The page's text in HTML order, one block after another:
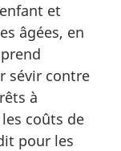
et
âgées, en
sévir contre
à
coûts de
pour les